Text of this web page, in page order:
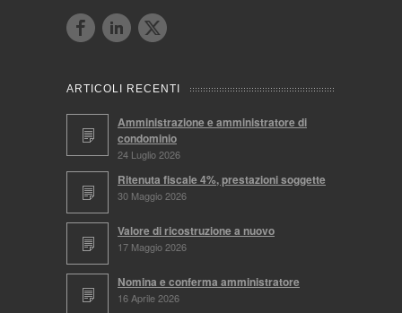
ARTICOLI RECENTI
Amministrazione e amministratore di
condominio
24 Luglio 2026
Ritenuta fiscale 4%, prestazioni soggette
30 Maggio 2026
Valore di ricostruzione a nuovo
17 Maggio 2026
Nomina e conferma amministratore
16 Aprile 2026